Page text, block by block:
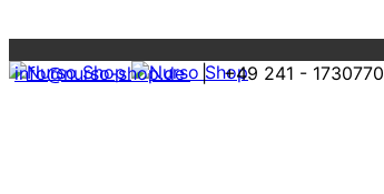
info@nurso-shop.de| +49 241 - 1730770